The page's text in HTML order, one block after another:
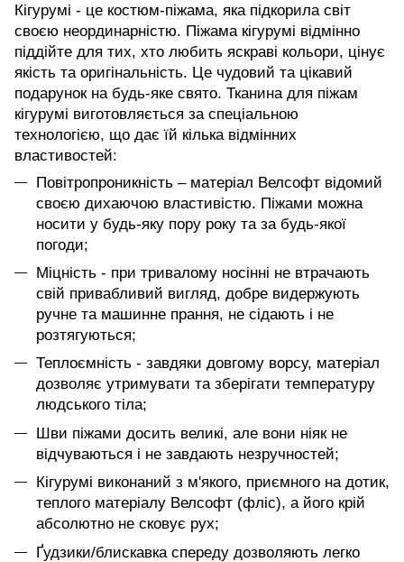
Кігурумі - це костюм-піжама, яка підкорила світ
своєю неординарністю. Піжама кігурумі відмінно
піддійте для тих, хто любить яскраві кольори, цінує
якість та оригінальність. Це чудовий та цікавий
подарунок на будь-яке свято. Тканина для піжам
кігурумі виготовляється за спеціальною
технологією, що дає їй кілька відмінних
властивостей:
Повітропроникність – матеріал Велсофт відомий
своєю дихаючою властивістю. Піжами можна
носити у будь-яку пору року та за будь-якої
погоди;
Міцність - при тривалому носінні не втрачають
свій привабливий вигляд, добре видержують
ручне та машинне прання, не сідають і не
розтягуються;
Теплоємність - завдяки довгому ворсу, матеріал
дозволяє утримувати та зберігати температуру
людського тіла;
Шви піжами досить великі, але вони ніяк не
відчуваються і не завдають незручностей;
Кігурумі виконаний з м'якого, приємного на дотик,
теплого матеріалу Велсофт (фліс), а його крій
абсолютно не сковує рух;
Ґудзики/блискавка спереду дозволяють легко